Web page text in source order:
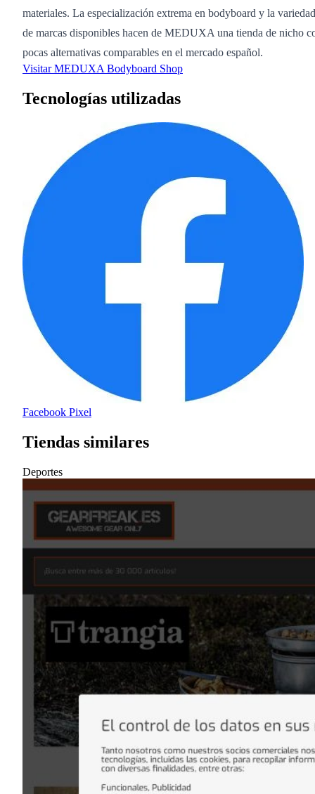
materiales. La especialización extrema en bodyboard y la variedad
de marcas disponibles hacen de MEDUXA una tienda de nicho
pocas alternativas comparables en el mercado español.
Visitar MEDUXA Bodyboard Shop
Tecnologías utilizadas
Facebook Pixel
Tiendas similares
Deportes